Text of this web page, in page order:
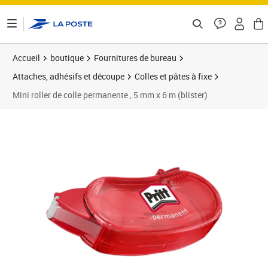
Accueil boutique
Fournitures de bureau
Attaches, adhésifs et découpe
Colles et pâtes à fixe
Mini roller de colle permanente , 5 mm x 6 m (blister)